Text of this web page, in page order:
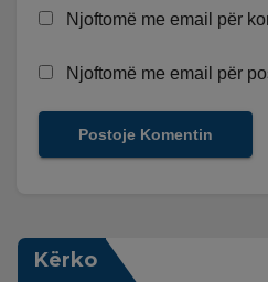
Njoftomë me email për
Njoftomë me email për
Kërko